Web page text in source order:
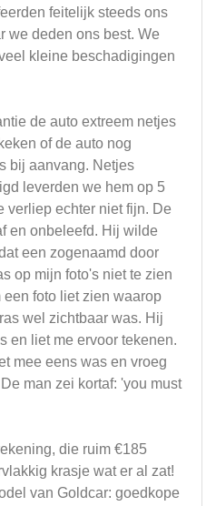
feitelijk steeds ons
we deden ons best. We
kleine beschadigingen
de auto extreem netjes
of de auto nog
bij aanvang. Netjes
leverden we hem op 5
verliep echter niet fijn. De
en onbeleefd. Hij wilde
een zogenaamd door
op mijn foto's niet te zien
foto liet zien waarop
wel zichtbaar was. Hij
en liet me ervoor tekenen.
mee eens was en vroeg
man zei kortaf: 'you must
die ruim €185
krasje wat er al zat!
van Goldcar: goedkope